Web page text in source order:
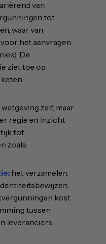
van
tot
waar van
het aanvragen
De
ziet toe op
zelf, maar
regie en inzicht
tot
zoals:
het verzamelen,
kost
tussen
leveranciers.